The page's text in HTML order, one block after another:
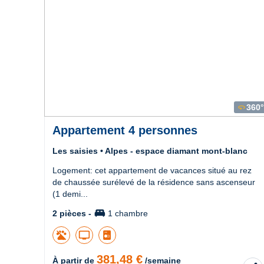
360360°
Appartement 4 personnes
Les saisies • Alpes - espace diamant mont-blanc
Logement: cet appartement de vacances situé au rez
de chaussée surélevé de la résidence sans ascenseur
(1 demi...
2 pièces - king_bed 1 chambre
tv
À partir de 381,48 € /semaine